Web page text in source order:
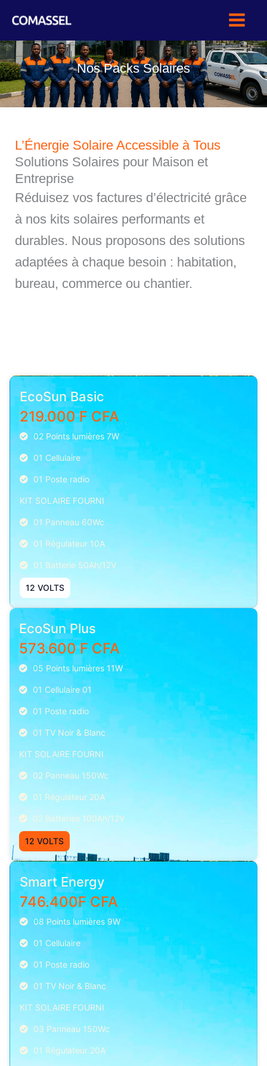
contenu
Nos Packs Solaires
L’Énergie Solaire Accessible à Tous
Solutions Solaires pour Maison et
Entreprise
Réduisez vos factures d’électricité grâce
à nos kits solaires performants et
durables. Nous proposons des solutions
adaptées à chaque besoin : habitation,
bureau, commerce ou chantier.
EcoSun Basic
219.000 F CFA
02 Points lumières 7W
01 Cellulaire
01 Poste radio
KIT SOLAIRE FOURNI
01 Panneau 60Wc
01 Régulateur 10A
01 Batterie 50Ah/12V
12 VOLTS
EcoSun Plus
573.600 F CFA
05 Points lumières 11W
01 Cellulaire 01
01 Poste radio
01 TV Noir & Blanc
KIT SOLAIRE FOURNI
02 Panneau 150Wc
01 Régulateur 20A
02 Batteries 100Ah/12V
12 VOLTS
Smart Energy
746.400F CFA
08 Points lumières 9W
01 Cellulaire
01 Poste radio
01 TV Noir & Blanc
KIT SOLAIRE FOURNI
03 Panneau 150Wc
01 Régulateur 20A